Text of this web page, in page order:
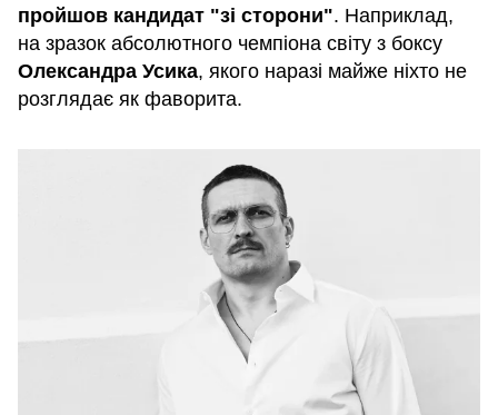
пройшов кандидат "зі сторони". Наприклад,
на зразок абсолютного чемпіона світу з боксу
Олександра Усика, якого наразі майже ніхто не
розглядає як фаворита.